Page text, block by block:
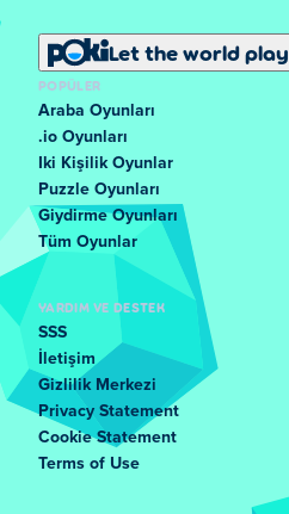
Let the world play
POPÜLER
Araba Oyunları
.io Oyunları
Iki Kişilik Oyunlar
Puzzle Oyunları
Giydirme Oyunları
Tüm Oyunlar
YARDIM VE DESTEK
SSS
İletişim
Gizlilik Merkezi
Privacy Statement
Cookie Statement
Terms of Use